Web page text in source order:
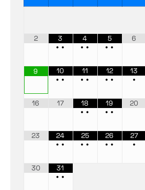
2
3
••
4
••
5
••
6
9
10
••
11
••
12
••
13
•
16 17
18
••
19
••
20
23
24
••
25
••
26
••
27
•
30
31
••